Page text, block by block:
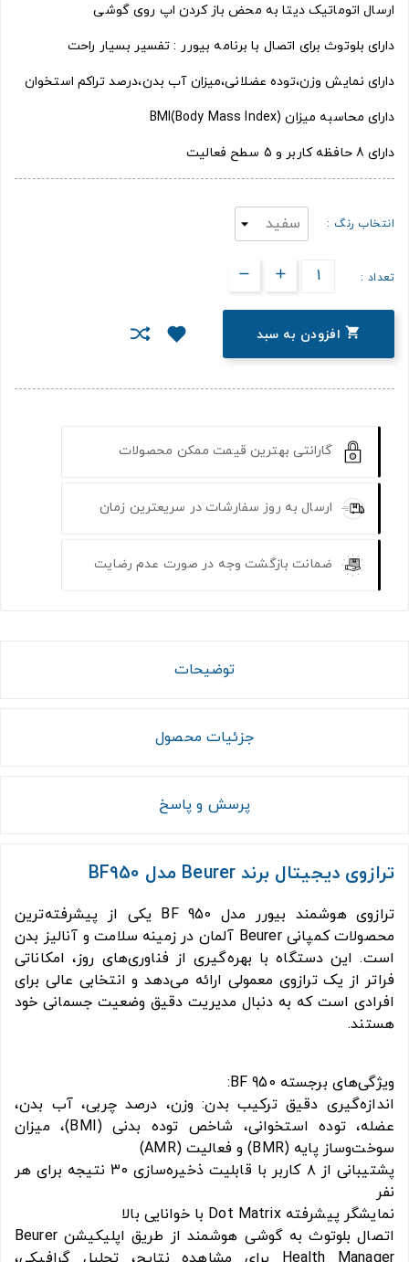
ارسال اتوماتیک دیتا به محض باز کردن اپ روی گوشی
دارای بلوتوث برای اتصال با برنامه بیورر : تفسیر بسیار راحت
دارای نمایش وزن،توده عضلانی،میزان آب بدن،درصد تراکم استخوان
دارای محاسبه میزان (Body Mass Index)BMI
دارای 8 حافظه کاربر و 5 سطح فعالیت
انتخاب رنگ :
تعداد :
 افزودن به سبد
گارانتی بهترین قیمت ممکن محصولات
ارسال به روز سفارشات در سریعترین زمان
ضمانت بازگشت وجه در صورت عدم رضایت
توضیحات
جزئیات محصول
پرسش و پاسخ
ترازوی دیجیتال برند Beurer مدل BF950
ترازوی هوشمند بیورر مدل BF 950 یکی از پیشرفته‌ترین
محصولات کمپانی Beurer آلمان در زمینه سلامت و آنالیز بدن
است. این دستگاه با بهره‌گیری از فناوری‌های روز، امکاناتی
فراتر از یک ترازوی معمولی ارائه می‌دهد و انتخابی عالی برای
افرادی است که به دنبال مدیریت دقیق وضعیت جسمانی خود
هستند.
ویژگی‌های برجسته BF 950:
اندازه‌گیری دقیق ترکیب بدن: وزن، درصد چربی، آب بدن،
عضله، توده استخوانی، شاخص توده بدنی (BMI)، میزان
سوخت‌و‌ساز پایه (BMR) و فعالیت (AMR)
پشتیبانی از ۸ کاربر با قابلیت ذخیره‌سازی ۳۰ نتیجه برای هر
نفر
نمایشگر پیشرفته Dot Matrix با خوانایی بالا
اتصال بلوتوث به گوشی هوشمند از طریق اپلیکیشن Beurer